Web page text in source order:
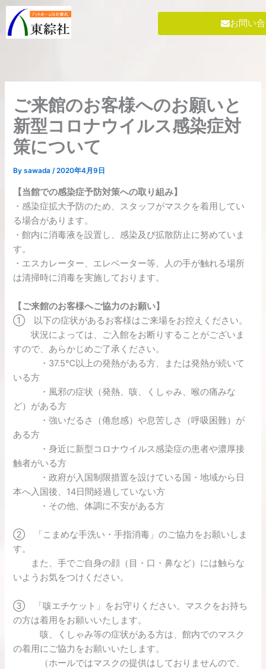
内
を
お問い
ご来館のお客様へのお願いと
新型コロナウイルス感染症対
策について
Bysawada/2020年4月9日
【当館での感染症予防対策への取り組み】
・感染症拡大予防のため、スタッフがマスクを着用してい
る場合があります。
・館内に消毒液を設置し、感染及び拡散防止に努めていま
す。
・エスカレーター、エレベーター等、人の手が触れる場所
は清掃時に消毒を実施しております。
【ご来館のお客様へご協力のお願い】
① 以下の症状があるお客様はご来場をお控えください。
状況によっては、ご入館をお断りすることがございま
すので、あらかじめご了承ください。
・37.5℃以上の発熱がある方、または発熱が続いて
いる方
・風邪の症状（発熱、咳、くしゃみ、喉の痛みな
ど）がある方
・強いだるさ（倦怠感）や息苦しさ（呼吸困難）が
ある方
・身近に新型コロナウイルス感染症の患者や濃厚接
触者がいる方
・政府が入国制限措置を設けている国・地域から日
本へ入国後、14日間経過していない方
・その他、体調に不安がある方
② 「こまめな手洗い・手指消毒」のご協力をお願いしま
す。
また、手でご自身の顔（目・口・鼻など）には触らな
いようお気をつけください。
③ 「咳エチケット」をお守りください。マスクをお持ち
の方は着用をお願いいたします。
咳、くしゃみ等の症状がある方は、館内でのマスク
の着用にご協力をお願いいたします。
（ホールではマスクの提供はしておりませんので、